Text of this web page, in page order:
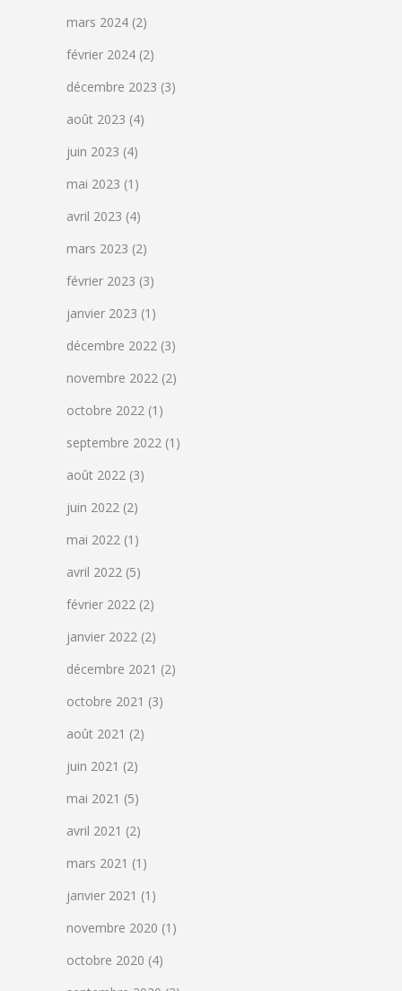
mars 2024 (2)
février 2024 (2)
décembre 2023 (3)
août 2023 (4)
juin 2023 (4)
mai 2023 (1)
avril 2023 (4)
mars 2023 (2)
février 2023 (3)
janvier 2023 (1)
décembre 2022 (3)
novembre 2022 (2)
octobre 2022 (1)
septembre 2022 (1)
août 2022 (3)
juin 2022 (2)
mai 2022 (1)
avril 2022 (5)
février 2022 (2)
janvier 2022 (2)
décembre 2021 (2)
octobre 2021 (3)
août 2021 (2)
juin 2021 (2)
mai 2021 (5)
avril 2021 (2)
mars 2021 (1)
janvier 2021 (1)
novembre 2020 (1)
octobre 2020 (4)